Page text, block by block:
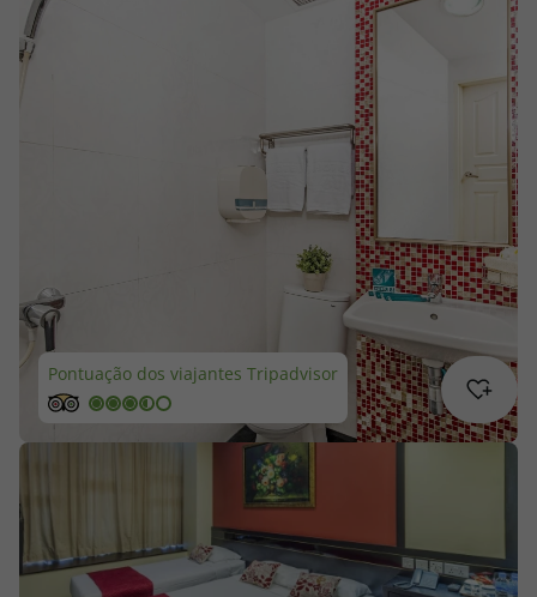
Escapadinhas
Cheque Viagem
Rede de Lojas
Blog TopViagens
Área de Cliente
Pontuação dos viajantes Tripadvisor